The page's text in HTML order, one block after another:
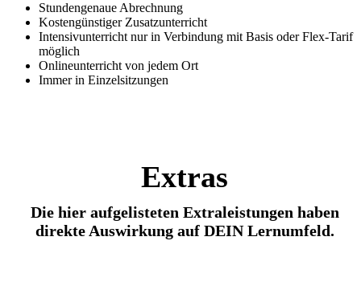
Stundengenaue Abrechnung
Kostengünstiger Zusatzunterricht
Intensivunterricht nur in Verbindung mit Basis oder Flex-Tarif
möglich
Onlineunterricht von jedem Ort
Immer in Einzelsitzungen
Extras
Die hier aufgelisteten Extraleistungen haben
direkte Auswirkung auf DEIN Lernumfeld.